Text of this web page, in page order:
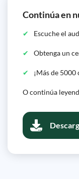
Continúa en
Escuche el
Obtenga un
¡Más de
O continúa